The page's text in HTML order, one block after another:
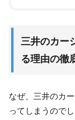
1-1. 旧カレコ
1-1-1. ブラン
1-2. タイムズ
果
三井のカー
る理由の徹
なぜ、三井のカ
ってしまうので